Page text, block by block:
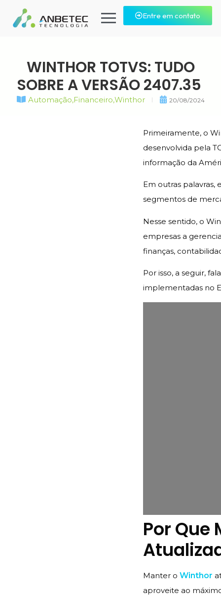
Entre em contato
WINTHOR TOTVS: TUDO
SOBRE A VERSÃO 2407.35
Automação,Financeiro,Winthor 20/08/2024
Primeiramente, o
desenvolvida pela
informação da
Em outras
segmentos de
Nesse sentido, o
empresas a
finanças,
Por isso, a seguir,
implementadas no
Por Que
Manter oWinthor
aproveite ao